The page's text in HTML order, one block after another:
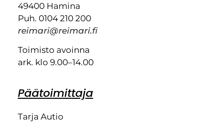
49400 Hamina
Puh. 0104 210 200
reimari@reimari.fi
Toimisto avoinna
ark. klo 9.00–14.00
Päätoimittaja
Tarja Autio